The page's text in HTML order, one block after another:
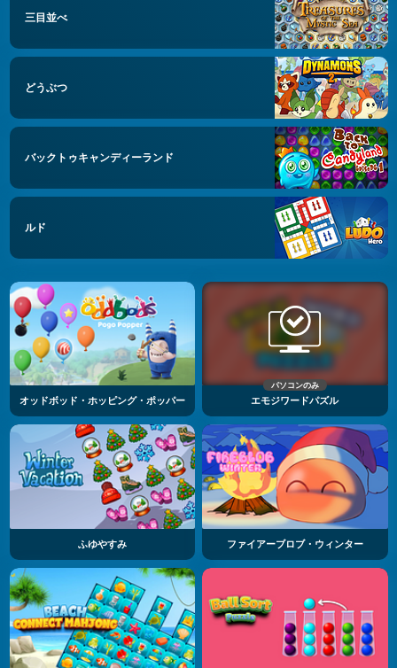
三目並べ
どうぶつ
バックトゥキャンディーランド
ルド
オッドボッド・ホッピング・ポッパー
パソコンのみ
エモジワードパズル
ふゆやすみ ファイアーブロブ・ウィンター